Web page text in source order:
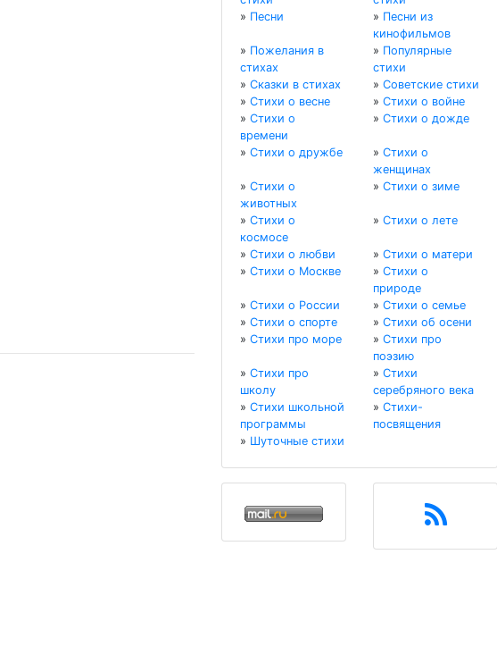
» Песни » Песни из
кинофильмов
» Пожелания в
стихах
» Популярные
стихи
» Сказки в стихах » Советские стихи
» Стихи о весне » Стихи о войне
» Стихи о
времени
» Стихи о дожде
» Стихи о дружбе » Стихи о
женщинах
» Стихи о
животных
» Стихи о зиме
» Стихи о
космосе
» Стихи о лете
» Стихи о любви » Стихи о матери
» Стихи о Москве » Стихи о
природе
» Стихи о России » Стихи о семье
» Стихи о спорте » Стихи об осени
» Стихи про море » Стихи про
поэзию
» Стихи про
школу
» Стихи
серебряного века
» Стихи школьной
программы
» Стихи-
посвящения
» Шуточные стихи